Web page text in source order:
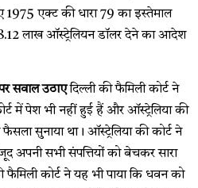
1975 एक्‍ट की धारा 79 का इस्‍तेमाल
8.12 लाख ऑस्‍ट्रेलियन डॉलर देने का आदेश
सवाल उठाएदिल्‍ली की फैमिली कोर्ट ने
में पेश भी नहीं हुई हैं और ऑस्‍ट्रेलिया की
सुनाया था। ऑस्‍ट्रेलिया की कोर्ट ने
अपनी सभी संपत्तियों को बेचकर सारा
फैमिली कोर्ट ने यह भी पाया कि धवन को